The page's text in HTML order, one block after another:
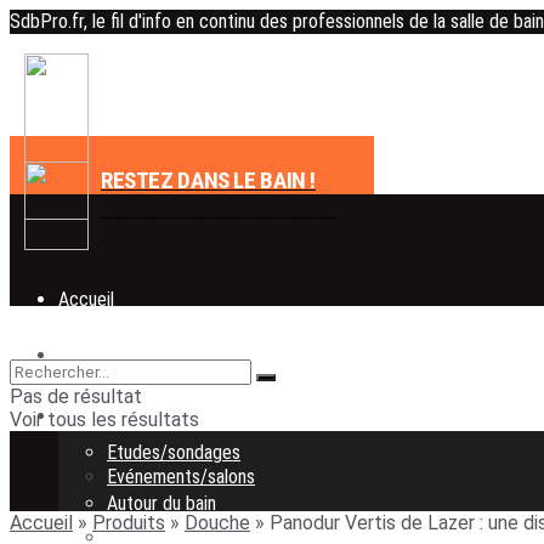
SdbPro.fr, le fil d'info en continu des professionnels de la salle de
RESTEZ DANS LE BAIN !
Accueil
Evénements/salons
Etudes/sondages
Autour du bain
Accueil
Actualité
Evénements/salons
Etudes/sondages
Pas de résultat
Voir tous les résultats
Accueil » Produits » Douche » Panodur Vertis de Lazer : une